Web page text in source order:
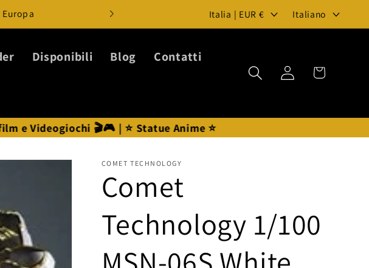
Benvenuti su Japan Deal Store
a
e
/
g
e
Italia | EUR €
i
g
a
Italiano
Disponibili Blog Contatti
Accedi Carrello
| ⭐ Statue Anime ⭐
COMET TECHNOLOGY
Comet
Technology 1/100